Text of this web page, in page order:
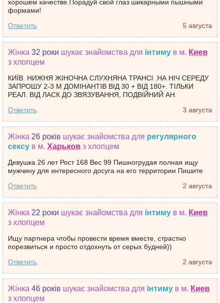
хорошем качестве.Порадуй свой глаз шикарными пышными
формами!
5 августа
Ответить
Жінка 32 роки шукає знайомства для інтиму в м. Киев
з хлопцем
КИЇВ. НИЖНЯ ЖІНОЧНА СЛУХНЯНА ТРАНСІ .НА НІЧ СЕРЕДУ
ЗАПРОШУ 2-3 М ДОМІНАНТІВ ВІД 30 + ВІД 180+. ТІЛЬКИ
РЕАЛ. ВІД ЛАСК ДО ЗВЯЗУВАННЯ, ПОДВІЙНИЙ АН.
3 августа
Ответить
Жінка 26 років шукає знайомства для регулярного
сексу в м. Харьков з хлопцем
Девушка 26 лет Рост 168 Вес 99 Пишногрудая полная ищу
мужчину для интересного досуга на его территории Пишите
2 августа
Ответить
Жінка 22 роки шукає знайомства для інтиму в м. Киев
з хлопцем
Ищу партнера чтобы провести время вместе, страстно
порезвиться и просто отдохнуть от серых будней))
2 августа
Ответить
Жінка 46 років шукає знайомства для інтиму в м. Киев
з хлопцем